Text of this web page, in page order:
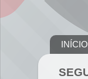
INÍCIO